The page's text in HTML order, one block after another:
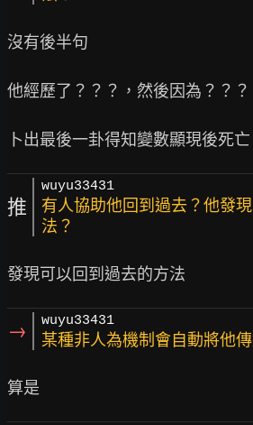
沒有後半句
他經歷了？？？，然後因為？？？
推
wuyu33431
有人協助他回到過去？他發
法？
→ wuyu33431
某種非人為機制會自動將他